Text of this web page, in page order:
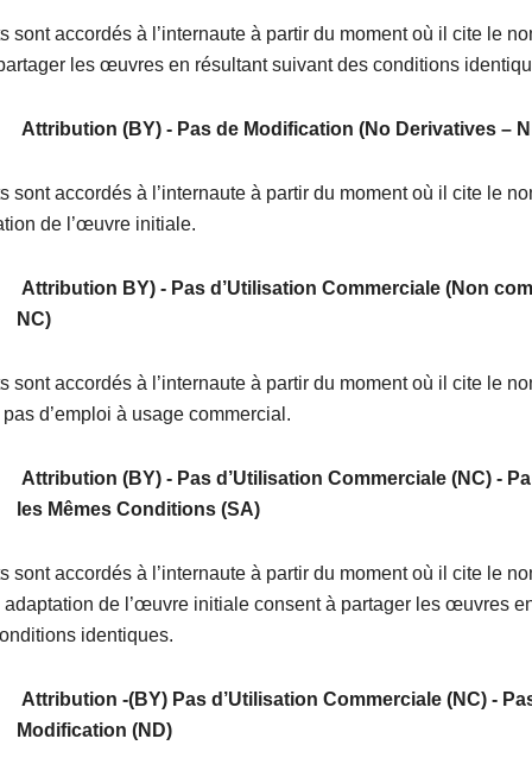
sont accordés à l’internaute à partir du moment où il cite le
les œuvres en résultant suivant des conditions
Attribution (BY) - Pas de Modification (No Derivatives –
sont accordés à l’internaute à partir du moment où il cite le
de l’œuvre initiale.
Attribution BY) - Pas d’Utilisation Commerciale (Non
NC)
sont accordés à l’internaute à partir du moment où il cite le
pas d’emploi à usage commercial.
Attribution (BY) - Pas d’Utilisation Commerciale (NC) -
les Mêmes Conditions (SA)
sont accordés à l’internaute à partir du moment où il cite le
adaptation de l’œuvre initiale consent à partager les œuvres
identiques.
Attribution -(BY) Pas d’Utilisation Commerciale (NC) -
Modification (ND)